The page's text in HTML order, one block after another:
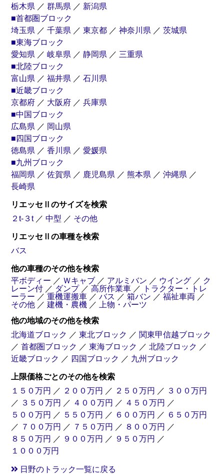
トレーラー
散水
高圧洗浄車
飼料
粉粒体運搬車
栃木県 ／ 群馬県 ／ 新潟県
■首都圏ブロック
埼玉県 ／ 千葉県 ／ 東京都 ／ 神奈川県 ／ 茨城県
■東海ブロック
愛知県 ／ 岐阜県 ／ 静岡県 ／ 三重県
■北陸ブロック
富山県 ／ 福井県 ／ 石川県
■近畿ブロック
京都府 ／ 大阪府 ／ 兵庫県
■中国ブロック
広島県 ／ 岡山県
■四国ブロック
徳島県 ／ 香川県 ／ 愛媛県
■九州ブロック
福岡県 ／ 佐賀県 ／ 鹿児島県 ／ 熊本県 ／ 沖縄県 ／
長崎県
リエッセⅡのサイズを検索
２t-３t ／ 中型 ／ その他
リエッセⅡの車種を検索
バス
他の車種のその他を検索
平ボディー ／ Ｗキャブ ／ アルミバン ／ ウイング ／ ク
レーン付 ／ ダンプ ／ 高所作業車 ／
トラクター・トレ
ーラー ／ 重機運搬車 ／ バス ／ 箱バン ／ 福祉車両 ／
その他 ／ 建機・農機 ／
上物・パーツ
他の地域のその他を検索
北海道ブロック ／ 東北ブロック ／ 関東甲信越ブロック
／ 首都圏ブロック ／ 東海ブロック ／ 北陸ブロック ／
近畿ブロック ／ 四国ブロック ／ 九州ブロック
上限価格ごとのその他を検索
１５０万円 ／ ２００万円 ／ ２５０万円 ／ ３００万円
／ ３５０万円 ／ ４００万円 ／ ４５０万円 ／
５００万円 ／ ５５０万円 ／ ６００万円 ／ ６５０万円
／ ７００万円 ／ ７５０万円 ／ ８００万円 ／
８５０万円 ／ ９００万円 ／ ９５０万円 ／
１０００万円
日野のトラック一覧に戻る